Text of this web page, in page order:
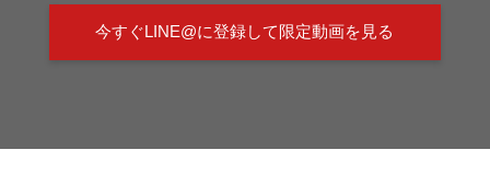
今すぐLINE@に登録して限定動画を見る